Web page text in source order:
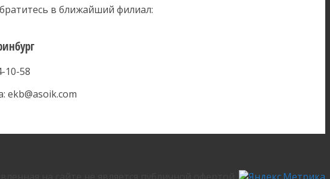
в ближайший филиал:
10-58
ekb@asoik.com